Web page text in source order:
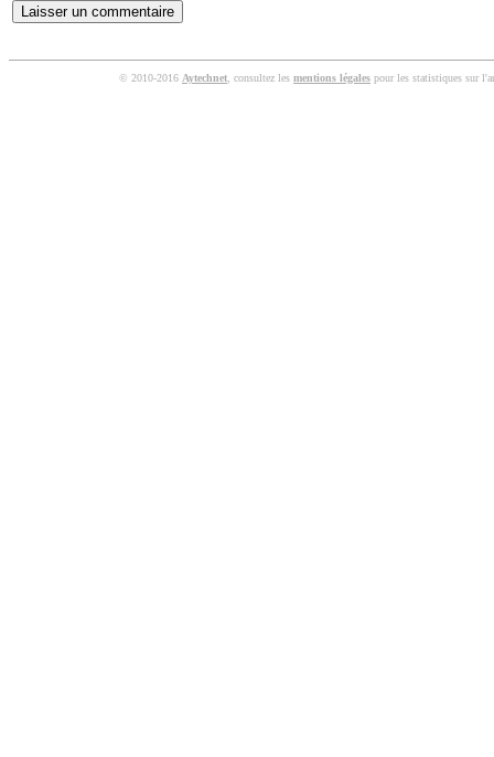
© 2010-2016 Aytechnet , consultez les mentions légales pour les statistiques sur